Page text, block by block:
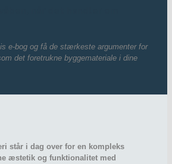
e-bog og få de stærkeste argumenter for
det foretrukne byggemateriale i dine
står i dag over for en kompleks
æstetik og funktionalitet med